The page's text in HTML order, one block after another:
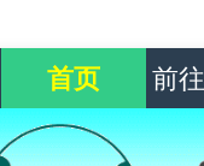
首页 前